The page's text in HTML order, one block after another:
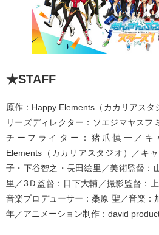
★STAFF
原作：Happy Elements（カカリアスタ
リーズディレクター：ソエジマヤスフ
チーフライター：猪爪慎一／キ
Elements（カカリアスタジオ）／キ
子・下谷智之・長田絵里／美術監督：
里／3Ｄ監督：日下大輔／撮影監督：
音楽プロデューサー：桑原 聖／音楽：
年／アニメーション制作：david